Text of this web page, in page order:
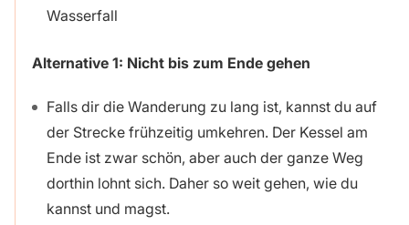
Wasserfall
Alternative 1: Nicht bis zum Ende gehen
Falls dir die Wanderung zu lang ist, kannst du auf
der Strecke frühzeitig umkehren. Der Kessel am
Ende ist zwar schön, aber auch der ganze Weg
dorthin lohnt sich. Daher so weit gehen, wie du
kannst und magst.